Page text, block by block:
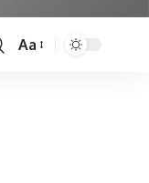
Font
Aa